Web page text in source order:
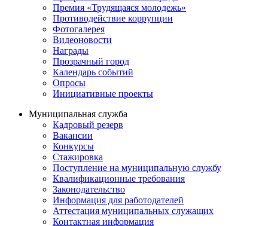
Премия «Трудящаяся молодежь»
Противодействие коррупции
Фотогалерея
Видеоновости
Награды
Прозрачный город
Календарь событий
Опросы
Инициативные проекты
Муниципальная служба
Кадровый резерв
Вакансии
Конкурсы
Стажировка
Поступление на муниципальную службу
Квалификационные требования
Законодательство
Информация для работодателей
Аттестация муниципальных служащих
Контактная информация